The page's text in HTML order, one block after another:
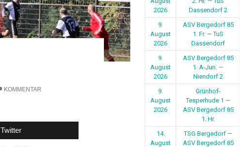
KOMMENTAR
Twitter
2026
Dassendorf 2
9.
August
2026
ASV Bergedorf 85
1. Fr. — TuS
Dassendorf
9.
August
2026
ASV Bergedorf 85
1. A-Jun. —
Niendorf 2
9.
August
2026
Grünhof-
Tesperhude 1 —
ASV Bergedorf 85
1. Hr.
14.
August
TSG Bergedorf —
ASV Bergedorf 85